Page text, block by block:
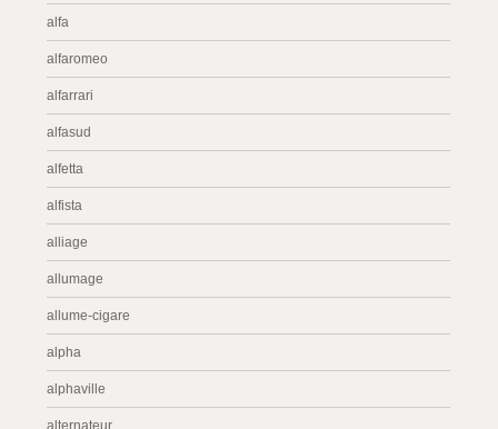
alfa
alfaromeo
alfarrari
alfasud
alfetta
alfista
alliage
allumage
allume-cigare
alpha
alphaville
alternateur